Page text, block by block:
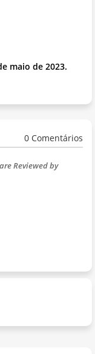
maio de 2023.
0 Comentários
Reviewed by